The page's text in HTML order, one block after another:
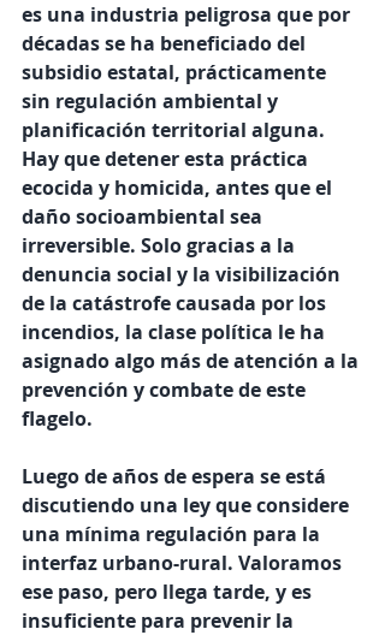
es una industria peligrosa que por
décadas se ha beneficiado del
subsidio estatal, prácticamente
sin regulación ambiental y
planificación territorial alguna.
Hay que detener esta práctica
ecocida y homicida, antes que el
daño socioambiental sea
irreversible. Solo gracias a la
denuncia social y la visibilización
de la catástrofe causada por los
incendios, la clase política le ha
asignado algo más de atención a la
prevención y combate de este
flagelo.
Luego de años de espera se está
discutiendo una ley que considere
una mínima regulación para la
interfaz urbano-rural. Valoramos
ese paso, pero llega tarde, y es
insuficiente para prevenir la